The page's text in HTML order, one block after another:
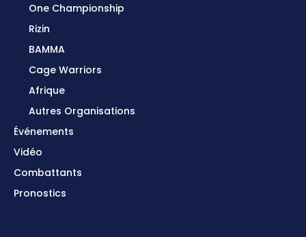
One Championship
Rizin
BAMMA
Cage Warriors
Afrique
Autres Organisations
Événements
Vidéo
Combattants
Pronostics